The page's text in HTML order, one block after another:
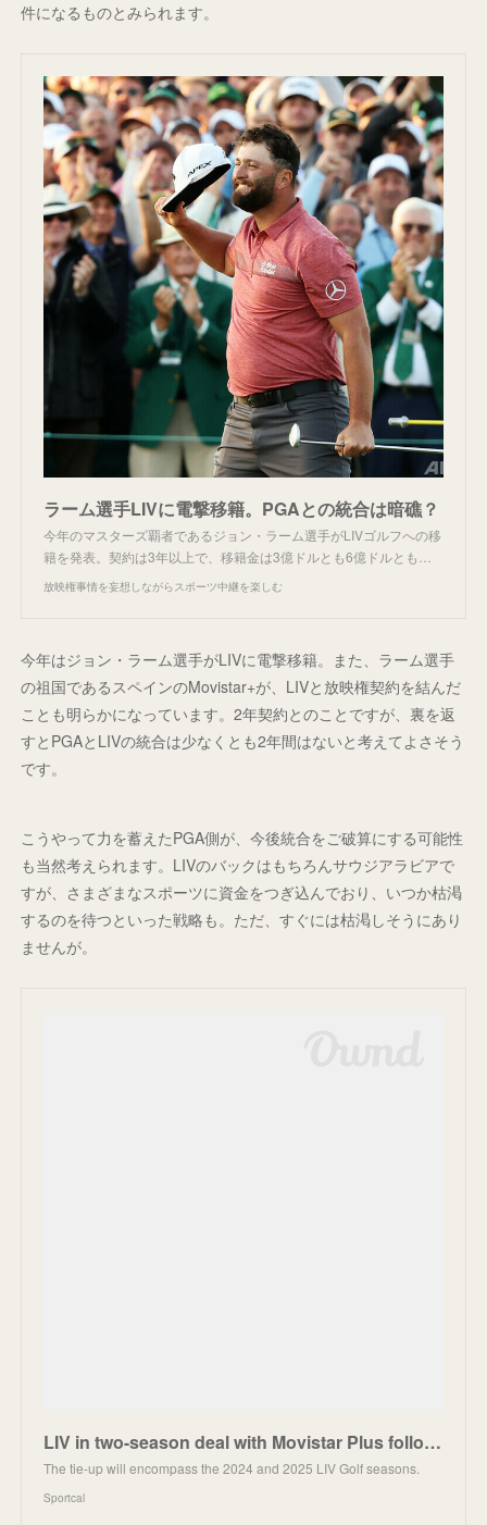
件になるものとみられます。
ラーム選手LIVに電撃移籍。PGAとの統合は暗礁？
今年のマスターズ覇者であるジョン・ラーム選手がLIVゴルフへの移
籍を発表。契約は3年以上で、移籍金は3億ドルとも6億ドルとも…
放映権事情を妄想しながらスポーツ中継を楽しむ
今年はジョン・ラーム選手がLIVに電撃移籍。また、ラーム選手
の祖国であるスペインのMovistar+が、LIVと放映権契約を結んだ
ことも明らかになっています。2年契約とのことですが、裏を返
すとPGAとLIVの統合は少なくとも2年間はないと考えてよさそう
です。
こうやって力を蓄えたPGA側が、今後統合をご破算にする可能性
も当然考えられます。LIVのバックはもちろんサウジアラビアで
すが、さまざまなスポーツに資金をつぎ込んでおり、いつか枯渇
するのを待つといった戦略も。ただ、すぐには枯渇しそうにあり
ませんが。
LIV in two-season deal with Movistar Plus following Rahm arrival - Sportcal
The tie-up will encompass the 2024 and 2025 LIV Golf seasons.
Sportcal